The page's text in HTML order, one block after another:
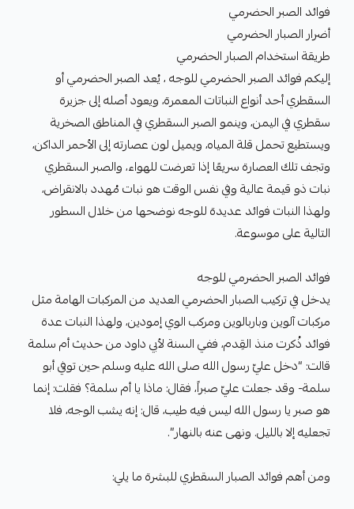
فوائد الصبر الحضرمي
أضرار الصبار الحضرمي
طريقة استخدام الصبار الحضرمي
إليكم فوائد الصبر الحضرمي للوجه ، يُعد الصبر الحضرمي أو
السقطري أحد أنواع النباتات المعمرة، ويعود أصله إلى جزيرة
سقطري في اليمن، وينمو الصبر السقطري في المناطق الصخرية
ويستطيع تحمل قلة المياه، ويميل لون عصارته إلى الأحمر الداكن،
وتجف تلك العصارة سريعًا إذا تعرضت للهواء، والصبر السقطري
نبات ذو قيمة عالية وفي نفس الوقت هو نبات مُهدد بالانقراض،
ولهذا النبات فوائد عديدة للوجه نوضحها من خلال السطور
التالية على موسوعة.
فوائد الصبر الحضرمي للوجه
يدخل في تركيب الصبار الحضرمي العديد من المركبات الهامة مثل
مركبات آلوين وباربالوين ومركب الوي إمودين، ولهذا النبات عدة
فوائد ذُكرت منذ القِدم، ففي السنة لأبي داود من حديث أم سلمة
قالت: “دخل عليّ رسول الله صلى الله عليه وسلم حين توفي أبو
سلمة- وقد جعلت عليّ صبراً، فقال: ماذا يا أم سلمة؟ فقلت: إنما
هو صبر يا رسول الله ليس فيه طيب، قال: إنه يشب الوجه، فلا
تجعليه إلا بالليل. ونهى عنه بالنهار”.
ومن أهم فوائد الصبار السقطري للبشرة ما يلي: